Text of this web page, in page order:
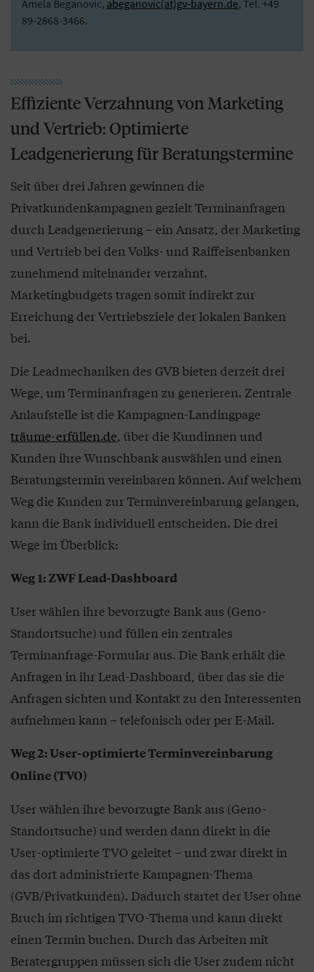
Amela Beganovic, abeganovic(at)gv-bayern.de, Tel. +49
89-2868-3466.
Effiziente Verzahnung von Marketing
und Vertrieb: Optimierte
Leadgenerierung für Beratungstermine
Seit über drei Jahren gewinnen die
Privatkundenkampagnen gezielt Terminanfragen
durch Leadgenerierung – ein Ansatz, der Marketing
und Vertrieb bei den Volks- und Raiffeisenbanken
zunehmend miteinander verzahnt.
Marketingbudgets tragen somit indirekt zur
Erreichung der Vertriebsziele der lokalen Banken
bei.
Die Leadmechaniken des GVB bieten derzeit drei
Wege, um Terminanfragen zu generieren. Zentrale
Anlaufstelle ist die Kampagnen-Landingpage
träume-erfüllen.de, über die Kundinnen und
Kunden ihre Wunschbank auswählen und einen
Beratungstermin vereinbaren können. Auf welchem
Weg die Kunden zur Terminvereinbarung gelangen,
kann die Bank individuell entscheiden. Die drei
Wege im Überblick:
Weg 1: ZWF Lead-Dashboard
User wählen ihre bevorzugte Bank aus (Geno-
Standortsuche) und füllen ein zentrales
Terminanfrage-Formular aus. Die Bank erhält die
Anfragen in ihr Lead-Dashboard, über das sie die
Anfragen sichten und Kontakt zu den Interessenten
aufnehmen kann – telefonisch oder per E-Mail.
Weg 2: User-optimierte Terminvereinbarung
Online (TVO)
User wählen ihre bevorzugte Bank aus (Geno-
Standortsuche) und werden dann direkt in die
User-optimierte TVO geleitet – und zwar direkt in
das dort administrierte Kampagnen-Thema
(GVB/Privatkunden). Dadurch startet der User ohne
Bruch im richtigen TVO-Thema und kann direkt
einen Termin buchen. Durch das Arbeiten mit
Beratergruppen müssen sich die User zudem nicht